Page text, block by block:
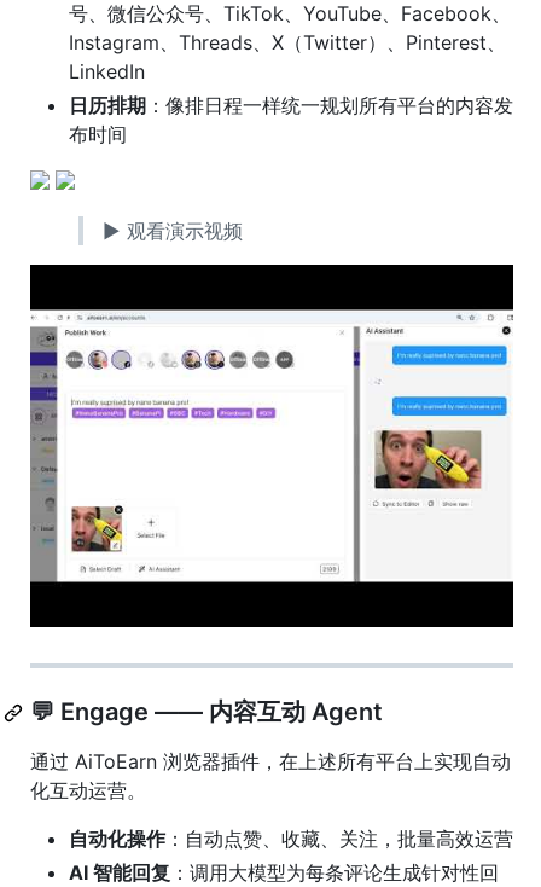
号、微信公众号、TikTok、YouTube、Facebook、
Instagram、Threads、X（Twitter）、Pinterest、
LinkedIn
日历排期 ：像排日程一样统一规划所有平台的内容发
布时间
▶ 观看演示视频
💬 Engage —— 内容互动 Agent
通过 AiToEarn 浏览器插件，在上述所有平台上实现自动
化互动运营。
自动化操作：自动点赞、收藏、关注，批量高效运营
AI 智能回复 ：调用大模型为每条评论生成针对性回